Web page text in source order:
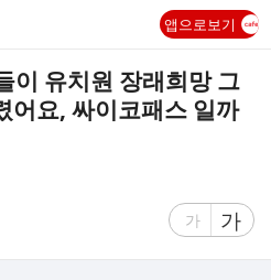
앱으로보기
이 유치원 장래희망 그
어요, 싸이코패스 일까
글
가
글
자
가